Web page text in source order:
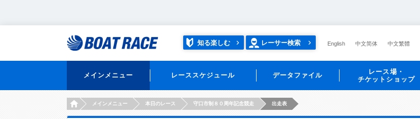
知る楽しむ レーサー検索 English 中文简体 中文繁體
メインメニュー レーススケジュール データファイル
レース場・
チケットショップ
HOMEメインメニュー 本日のレース 守口市制８０周年記念競走 出走表